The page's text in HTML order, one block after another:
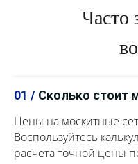
Часто
01 / Сколько стоит
Цены на москитные
Воспользуйтесь
расчета точной цены